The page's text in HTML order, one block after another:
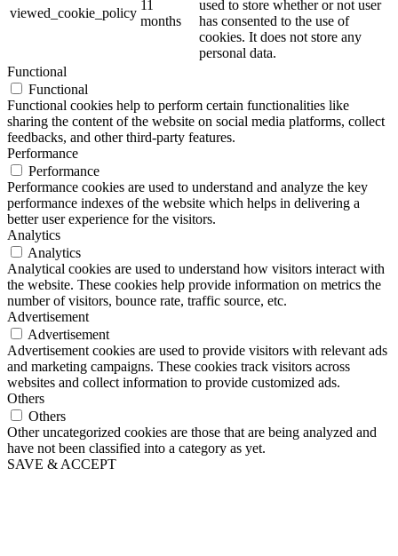
viewed_cookie_policy
11
months
used to store whether or not user
has consented to the use of
cookies. It does not store any
personal data.
Functional
Functional
Functional cookies help to perform certain functionalities like
sharing the content of the website on social media platforms, collect
feedbacks, and other third-party features.
Performance
Performance
Performance cookies are used to understand and analyze the key
performance indexes of the website which helps in delivering a
better user experience for the visitors.
Analytics
Analytics
Analytical cookies are used to understand how visitors interact with
the website. These cookies help provide information on metrics the
number of visitors, bounce rate, traffic source, etc.
Advertisement
Advertisement
Advertisement cookies are used to provide visitors with relevant ads
and marketing campaigns. These cookies track visitors across
websites and collect information to provide customized ads.
Others
Others
Other uncategorized cookies are those that are being analyzed and
have not been classified into a category as yet.
SAVE & ACCEPT